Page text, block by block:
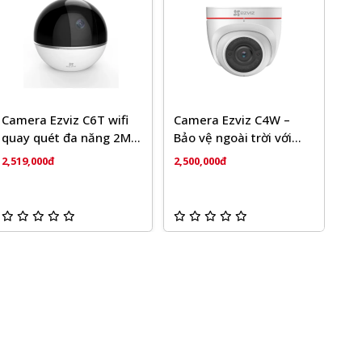
Camera Ezviz C6T wifi
quay quét đa năng 2MP
tích hợp báo động
2,519,000đ
Camera Ezviz C4W –
Bảo vệ ngoài trời với
tính năng chủ động
2,500,000đ